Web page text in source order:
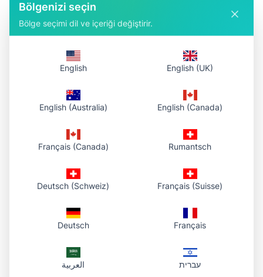
#circle-crop#image-editing
Görsellere yuvarlatılmış köşe – Rehber
Ücretsiz aracımızla herhangi bir görsele yuvarlatılmış köşe
için saniyeler içinde.
rounded-corners tutorial
Bölgenizi seçin
Bölge seçimi dil ve içeriği değiştirir.
English English (UK)
English (Australia) English (Canada)
Français (Canada) Rumantsch
Deutsch (Schweiz) Français (Suisse)
Deutsch Français
العربية עברית